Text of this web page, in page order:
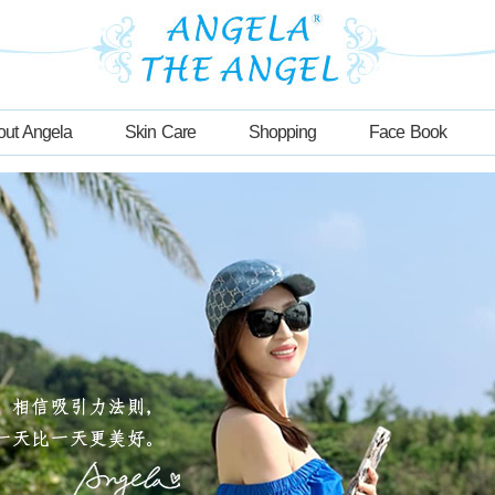
Angela Skin Care Shopping Face Book